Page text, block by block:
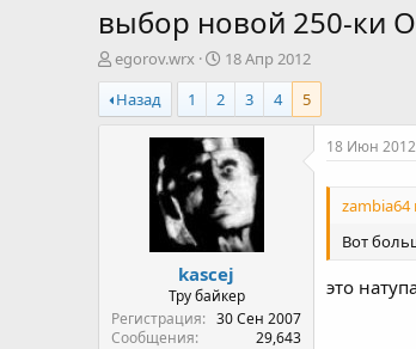
выбор новой 250-ки
А
в
т
о
egorov.wrx
Д
а
т
а
н
а
ч
а
л
а
18 Апр 2012
Назад
1 2 3 4 5
kascej
Тру байкер
Регистрация
30 Сен 2007
Сообщения
29,643
18 Июн 2012
zambia64
Вот
это